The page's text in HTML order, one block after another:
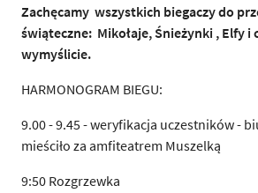
Zachęcamy wszystkich biegaczy do
świąteczne: Mikołaje, Śnieżynki , Elfy i
wymyślicie.
HARMONOGRAM BIEGU:
9.00 - 9.45 - weryfikacja uczestników -
mieściło za amfiteatrem Muszelką
9:50 Rozgrzewka